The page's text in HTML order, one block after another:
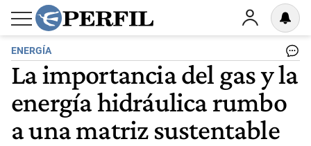
ENERGÍA
La importancia del gas y la
energía hidráulica rumbo
a una matriz sustentable